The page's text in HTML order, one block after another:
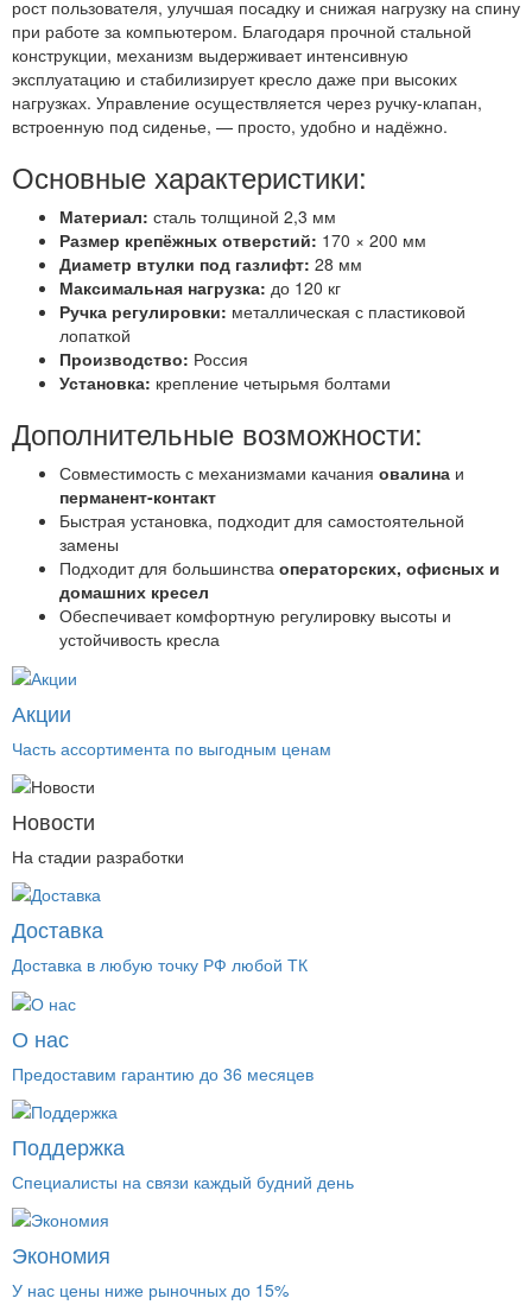
рост пользователя, улучшая посадку и снижая нагрузку на спину
при работе за компьютером. Благодаря прочной стальной
конструкции, механизм выдерживает интенсивную
эксплуатацию и стабилизирует кресло даже при высоких
нагрузках. Управление осуществляется через ручку-клапан,
встроенную под сиденье, — просто, удобно и надёжно.
Основные характеристики:
Материал: сталь толщиной 2,3 мм
Размер крепёжных отверстий: 170 × 200 мм
Диаметр втулки под газлифт: 28 мм
Максимальная нагрузка: до 120 кг
Ручка регулировки: металлическая с пластиковой
лопаткой
Производство: Россия
Установка: крепление четырьмя болтами
Дополнительные возможности:
Совместимость с механизмами качания овалина и
перманент-контакт
Быстрая установка, подходит для самостоятельной
замены
Подходит для большинства операторских, офисных и
домашних кресел
Обеспечивает комфортную регулировку высоты и
устойчивость кресла
Акции
Часть ассортимента по выгодным ценам
Новости
На стадии разработки
Доставка
Доставка в любую точку РФ любой ТК
О нас
Предоставим гарантию до 36 месяцев
Поддержка
Специалисты на связи каждый будний день
Экономия
У нас цены ниже рыночных до 15%